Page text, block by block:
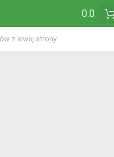
0.0
z lewej strony